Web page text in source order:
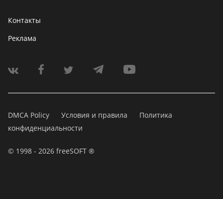
Контакты
Реклама
DMCA Policy Условия и правила
Политика
конфиденциальности
© 1998 - 2026 freeSOFT ®